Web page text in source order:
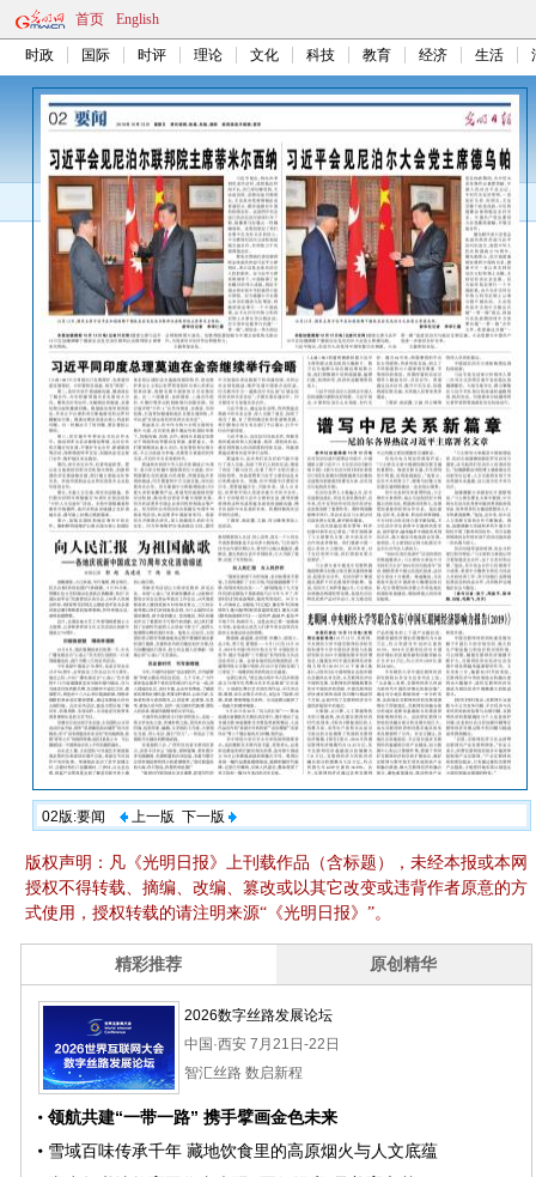
首页 English
时政 国际 时评 理论 文化 科技 教育 经济 生活
02版:要闻 上一版 下一版
版权声明：凡《光明日报》上刊载作品（含标题），未经本报或本网
授权不得转载、摘编、改编、篡改或以其它改变或违背作者原意的方
式使用，授权转载的请注明来源“《光明日报》”。